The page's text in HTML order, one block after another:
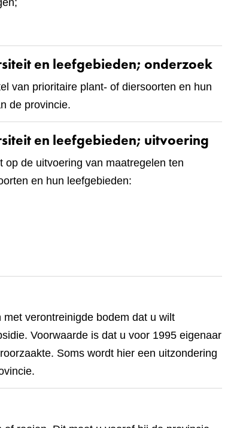
en leefgebieden; onderzoek
van prioritaire plant- of diersoorten en hun
de provincie.
en leefgebieden; uitvoering
de uitvoering van maatregelen ten
en hun leefgebieden:
verontreinigde bodem dat u wilt
Voorwaarde is dat u voor 1995 eigenaar
Soms wordt hier een uitzondering